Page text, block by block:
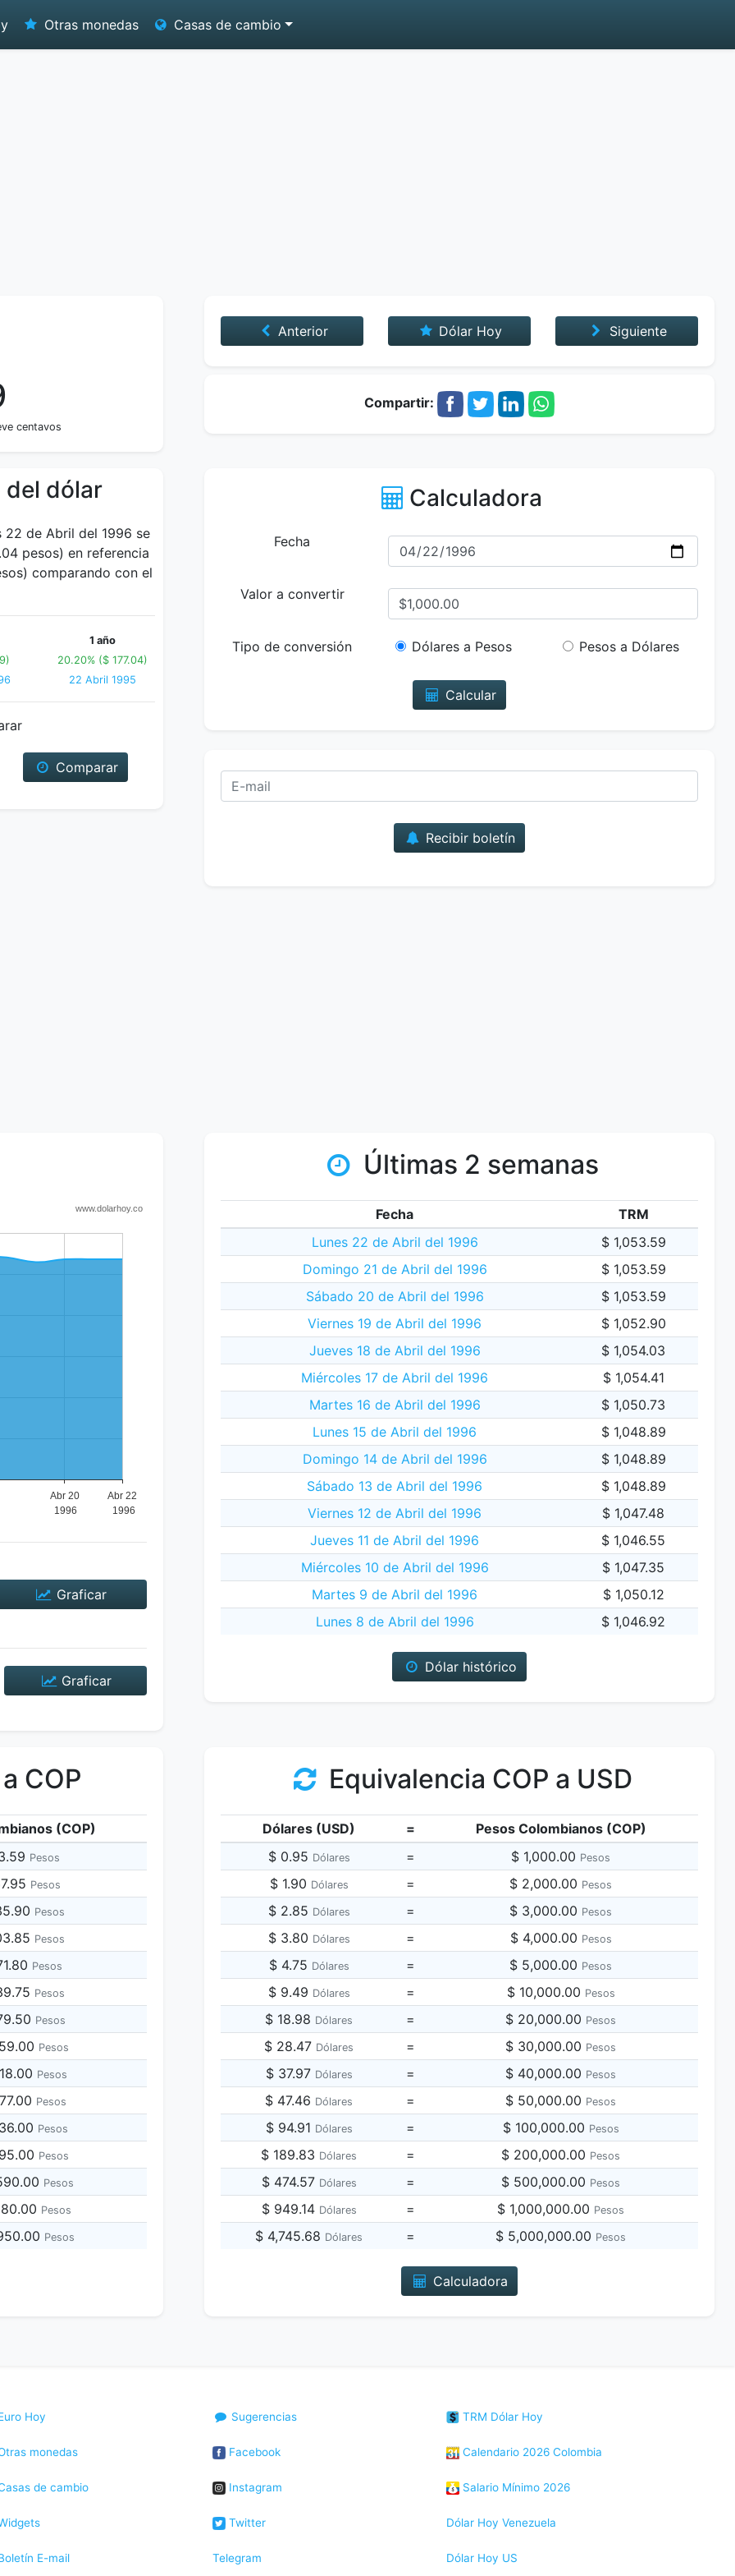
Otras monedas Casas de cambio
centavos
Anterior Dólar Hoy Siguiente
Compartir:
del dólar
de Abril del 1996 se
pesos) en referencia
comparando con el
1 año
20.20% ($ 177.04)
22 Abril 1995
Comparar
Calculadora
Fecha
Valor a convertir
Tipo de conversión Dólares a Pesos Pesos a Dólares
Calcular
Recibir boletín
Graficar
Graficar
Últimas 2 semanas
Fecha
TRM
Lunes 22 de Abril del 1996
$ 1,053.59
Domingo 21 de Abril del 1996
$ 1,053.59
Sábado 20 de Abril del 1996
$ 1,053.59
Viernes 19 de Abril del 1996
$ 1,052.90
Jueves 18 de Abril del 1996
$ 1,054.03
Miércoles 17 de Abril del 1996
$ 1,054.41
Martes 16 de Abril del 1996
$ 1,050.73
Lunes 15 de Abril del 1996
$ 1,048.89
Domingo 14 de Abril del 1996
$ 1,048.89
Sábado 13 de Abril del 1996
$ 1,048.89
Viernes 12 de Abril del 1996
$ 1,047.48
Jueves 11 de Abril del 1996
$ 1,046.55
Miércoles 10 de Abril del 1996
$ 1,047.35
Martes 9 de Abril del 1996
$ 1,050.12
Lunes 8 de Abril del 1996
$ 1,046.92
Dólar histórico
COP
(COP)
Pesos
Pesos
Pesos
Pesos
Pesos
Pesos
Pesos
Pesos
Pesos
Pesos
Pesos
Pesos
Pesos
Pesos
Pesos
Equivalencia COP a USD
Dólares (USD) =
Pesos Colombianos (COP)
$ 0.95 Dólares = $ 1,000.00 Pesos
$ 1.90 Dólares = $ 2,000.00 Pesos
$ 2.85 Dólares = $ 3,000.00 Pesos
$ 3.80 Dólares = $ 4,000.00 Pesos
$ 4.75 Dólares = $ 5,000.00 Pesos
$ 9.49 Dólares = $ 10,000.00 Pesos
$ 18.98 Dólares = $ 20,000.00 Pesos
$ 28.47 Dólares = $ 30,000.00 Pesos
$ 37.97 Dólares = $ 40,000.00 Pesos
$ 47.46 Dólares = $ 50,000.00 Pesos
$ 94.91 Dólares = $ 100,000.00 Pesos
$ 189.83 Dólares = $ 200,000.00 Pesos
$ 474.57 Dólares = $ 500,000.00 Pesos
$ 949.14 Dólares = $ 1,000,000.00 Pesos
$ 4,745.68 Dólares = $ 5,000,000.00 Pesos
Calculadora
Hoy
monedas
de cambio
E-mail
Sugerencias
Facebook
Instagram
Twitter
Telegram
TRM Dólar Hoy
Calendario 2026 Colombia
Salario Mínimo 2026
Dólar Hoy Venezuela
Dólar Hoy US